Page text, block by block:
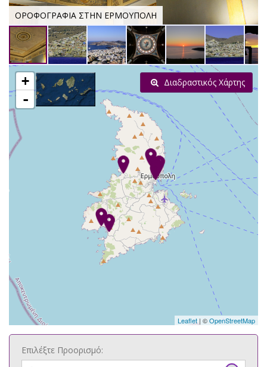
ΟΡΟΦΟΓΡΑΦΙΑ ΣΤΗΝ ΕΡΜΟΥΠΟΛΗ
+
-
Leaflet | ©OpenStreetMap
Διαδραστικός Χάρτης
Επιλέξτε Προορισμό: